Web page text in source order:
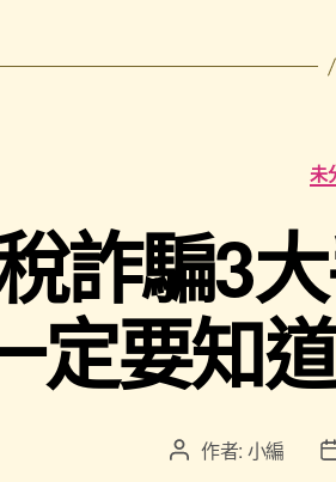
未
詐騙3
定要知
作者: 小編